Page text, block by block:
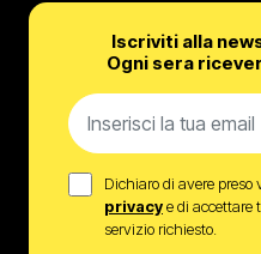
Iscriviti alla
Ogni sera
Dichiaro di avere preso
privacye di accettare
servizio richiesto.